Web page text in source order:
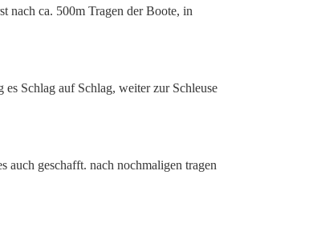
nach ca. 500m Tragen der Boote, in
Schlag auf Schlag, weiter zur Schleuse
geschafft. nach nochmaligen tragen